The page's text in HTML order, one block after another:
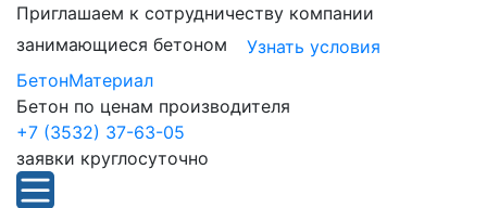
Приглашаем к сотрудничеству компании
занимающиеся бетоном
Узнать условия
БетонМатериал
Бетон по ценам производителя
+7 (3532) 37-63-05
заявки круглосуточно